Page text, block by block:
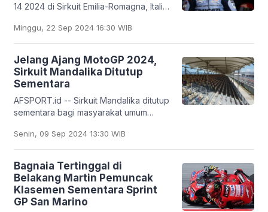
14 2024 di Sirkuit Emilia-Romagna, Italia,
malam nanti. Pembalap Gresini Racing
Federal
Minggu, 22 Sep 2024 16:30 WIB
Jelang Ajang MotoGP 2024,
Sirkuit Mandalika Ditutup
Sementara
AFSPORT.id -- Sirkuit Mandalika ditutup
sementara bagi masyarakat umum
berbagai fasilitas pendukung jelang
ajang MotoGP Indonesia
Senin, 09 Sep 2024 13:30 WIB
Bagnaia Tertinggal di
Belakang Martin Pemuncak
Klasemen Sementara Sprint
GP San Marino